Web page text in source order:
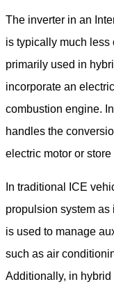
The inverter in an
is typically much less
primarily used in
incorporate an
combustion engine.
handles the
electric motor or
In traditional ICE
propulsion system
is used to manage
such as air
Additionally, in